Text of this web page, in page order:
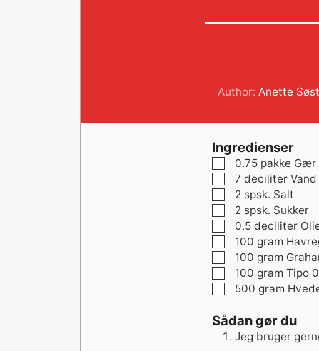
Author:Anette
Ingredienser
▢
0.75 pakke Gær
▢
7 deciliter Vand
▢
2 spsk. Salt
▢
2 spsk. Sukker
▢
0.5 deciliter
▢100 gram
▢100 gram
▢100 gram Tipo
▢
500 gram
Sådan gør du
Jeg bruger